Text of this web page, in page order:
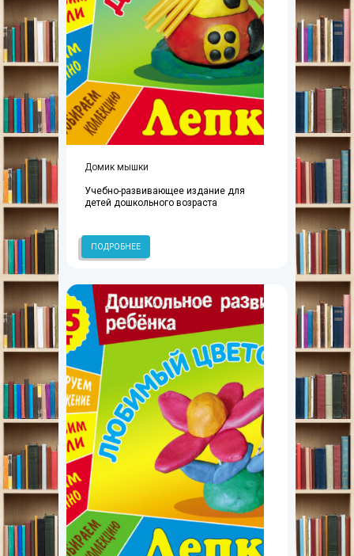
Домик мышки
Учебно-развивающее издание для
детей дошкольного возраста
ПОДРОБНЕЕ